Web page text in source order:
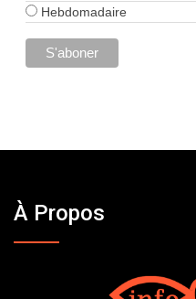
Hebdomadaire
À Propos